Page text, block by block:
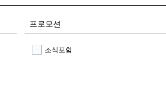
프로모션
조식포함